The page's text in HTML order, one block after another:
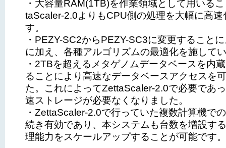
・大容量RAM(1TB)を作業領域として用いる
taScaler-2.0よりもCPU側の処理を大幅に高速
す。
・PEZY-SC2からPEZY-SC3に変更すること
に加え、各種アルゴリズムの最適化を施して
・2TBを超えるメタゲノムデータベースを内
ることにより高速なデータベースアクセスを
た。これによってZettaScaler-2.0で必要であ
速ストレージが必要なくなりました。
・ZettaScaler-2.0で行っていた複数計算機で
続き有効であり、本システムも台数を増設す
理能力をスケールアップすることが可能です。